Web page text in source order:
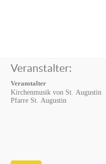
Veranstalter:
Veranstalter
Kirchenmusik von St. Augustin
Pfarre St. Augustin